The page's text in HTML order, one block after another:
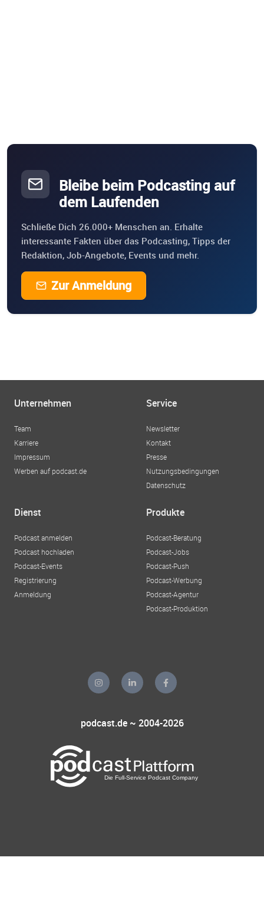
Bleibe beim Podcasting auf
dem Laufenden
Schließe Dich 26.000+ Menschen an. Erhalte
interessante Fakten über das Podcasting, Tipps der
Redaktion, Job-Angebote, Events und mehr.
Zur Anmeldung
Unternehmen
Team
Karriere
Impressum
Werben auf podcast.de
Service
Newsletter
Kontakt
Presse
Nutzungsbedingungen
Datenschutz
Dienst
Podcast anmelden
Podcast hochladen
Podcast-Events
Registrierung
Anmeldung
Produkte
Podcast-Beratung
Podcast-Jobs
Podcast-Push
Podcast-Werbung
Podcast-Agentur
Podcast-Produktion
podcast.de ~ 2004-2026